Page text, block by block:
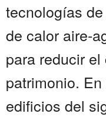
tecnologías
de calor aire-
para reducir
patrimonio.
edificios del